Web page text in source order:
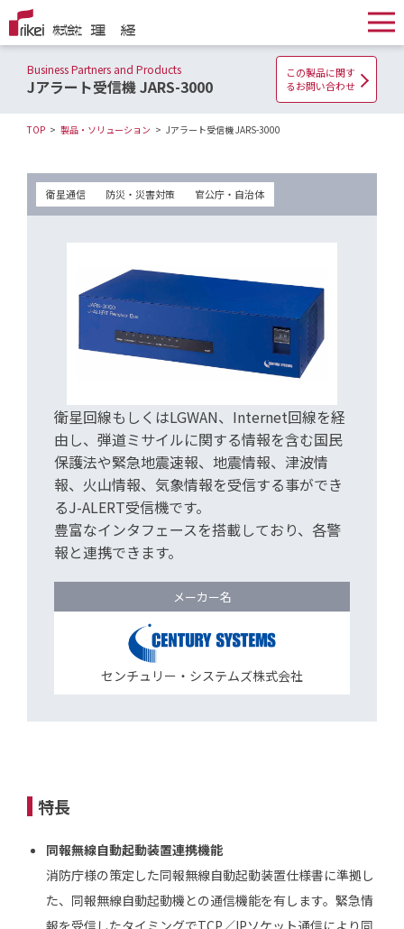
Business Partners and Products
Jアラート受信機 JARS-3000
この製品に関す
るお問い合わせ
TOP 製品・ソリューション Jアラート受信機 JARS-3000
衛星通信 防災・災害対策 官公庁・自治体
衛星回線もしくはLGWAN、Internet回線を経
由し、弾道ミサイルに関する情報を含む国民
保護法や緊急地震速報、地震情報、津波情
報、火山情報、気象情報を受信する事ができ
るJ-ALERT受信機です。
豊富なインタフェースを搭載しており、各警
報と連携できます。
メーカー名
センチュリー・システムズ株式会社
特長
同報無線自動起動装置連携機能
消防庁様の策定した同報無線自動起動装置仕様書に準拠し
た、同報無線自動起動機との通信機能を有します。緊急情
報を受信したタイミングでTCP／IPソケット通信により同